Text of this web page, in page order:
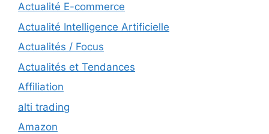
Actualité E-commerce
Actualité Intelligence Artificielle
Actualités / Focus
Actualités et Tendances
Affiliation
alti trading
Amazon